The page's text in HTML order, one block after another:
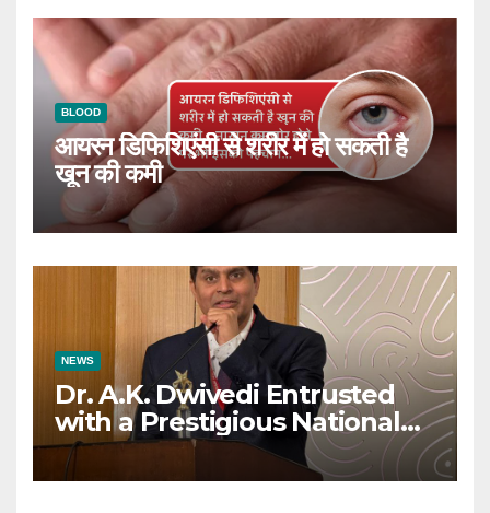
BLOOD
आयरन डिफिशिएंसी से शरीर में हो सकती है
खून की कमी
NEWS
Dr. A.K. Dwivedi Entrusted
with a Prestigious National
Responsibility